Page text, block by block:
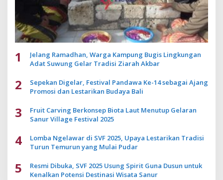
1
Jelang Ramadhan, Warga Kampung Bugis Lingkungan
Adat Suwung Gelar Tradisi Ziarah Akbar
2
Sepekan Digelar, Festival Pandawa Ke-14 sebagai Ajang
Promosi dan Lestarikan Budaya Bali
3
Fruit Carving Berkonsep Biota Laut Menutup Gelaran
Sanur Village Festival 2025
4
Lomba Ngelawar di SVF 2025, Upaya Lestarikan Tradisi
Turun Temurun yang Mulai Pudar
5
Resmi Dibuka, SVF 2025 Usung Spirit Guna Dusun untuk
Kenalkan Potensi Destinasi Wisata Sanur